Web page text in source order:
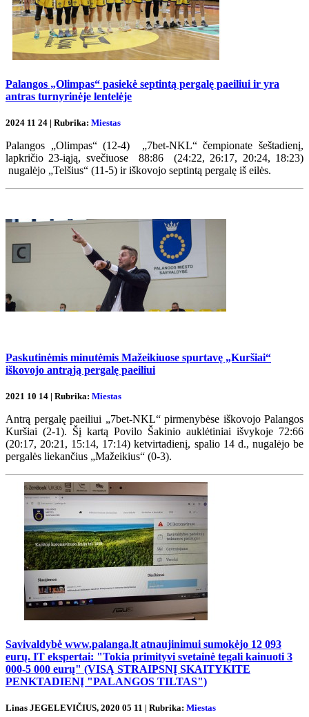
Palangos „Olimpas“ pasiekė septintą pergalę paeiliui ir yra
antras turnyrinėje lentelėje
2024 11 24 | Rubrika: Miestas
Palangos „Olimpas“ (12-4) „7bet-NKL“ čempionate šeštadienį,
lapkričio 23-iąją, svečiuose 88:86 (24:22, 26:17, 20:24, 18:23)
nugalėjo „Telšius“ (11-5) ir iškovojo septintą pergalę iš eilės.
Paskutinėmis minutėmis Mažeikiuose spurtavę „Kuršiai“
iškovojo antrąją pergalę paeiliui
2021 10 14 | Rubrika: Miestas
Antrą pergalę paeiliui „7bet-NKL“ pirmenybėse iškovojo Palangos
Kuršiai (2-1). Šį kartą Povilo Šakinio auklėtiniai išvykoje 72:66
(20:17, 20:21, 15:14, 17:14) ketvirtadienį, spalio 14 d., nugalėjo be
pergalės liekančius „Mažeikius“ (0-3).
Savivaldybė www.palanga.lt atnaujinimui sumokėjo 12 093
eurų. IT ekspertai: "Tokia primityvi svetainė tegali kainuoti 3
000-5 000 eurų" (VISĄ STRAIPSNĮ SKAITYKITE
PENKTADIENĮ "PALANGOS TILTAS")
Linas JEGELEVIČIUS, 2020 05 11 | Rubrika: Miestas